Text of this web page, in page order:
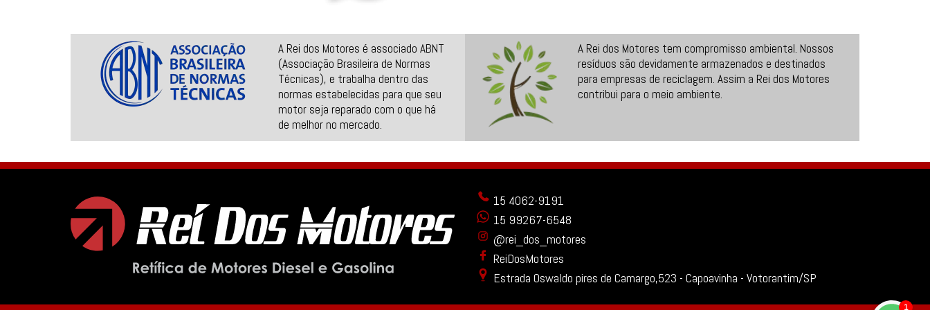
A Rei dos Motores é associado ABNT
(Associação Brasileira de Normas
Técnicas), e trabalha dentro das
normas estabelecidas para que seu
motor seja reparado com o que há
de melhor no mercado.
A Rei dos Motores tem compromisso ambiental. Nossos
resíduos são devidamente armazenados e destinados
para empresas de reciclagem. Assim a Rei dos Motores
contribui para o meio ambiente.
1
15 4062-9191
15 99267-6548
@rei_dos_motores
ReiDosMotores
Estrada Oswaldo pires de Camargo,523 - Capoavinha - Votorantim/SP